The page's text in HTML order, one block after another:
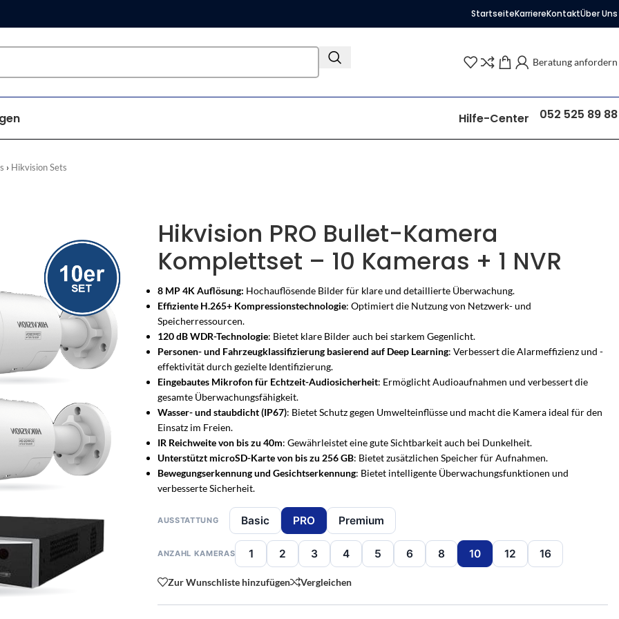
StartseiteKarriereKontaktÜber Uns
Beratung anfordern
& ZUBEHÖR
abgestimmt
HIKVISION-PARTNER
Ihr Kamerasystem – sauber
geplant
Sagen Sie uns, was Sie überwachen möchten –
RATGEBER & LÖSUNGEN
Türsprechanlagen – Übersicht
Alles rund um die Türsprechanlage
Bestehende Klingel nachrüsten
KOMPLETTLÖSUNG
Wer klingelt? Sehen Sie es
sofort.
Video-Türsprechanlage fürs Zuhause – mit Bild
& SETS
ganze Zuhause
MELDER & ZUBEHÖR
Bewegungsmelder
Alarm beim Öffnen
EINBRUCHSCHUTZ-BERATUNG
Welche Alarmanlage passt zu
Ihrem Zuhause?
Funk-Alarmanlagen von Hikvision AX PRO – wir
PRIVAT & WOHNEN
Privatpersonen
Zuhause, Familie & Eigentum
Immobilien & Verwaltung
Mehrfamilienhaus & Türsprechanlagen
GEWERBE & ÖFFENTLICH
Gewerbe & Industrie
Restaurant, Bar & Hotel
PERSÖNLICHE BERATUNG
Nicht sicher, welche Lösung
Sagen Sie uns, was Sie schützen möchten – wir
Hilfe-Center 052 525 89 88
Hikvision Sets
Hikvision PRO Bullet-Kamera
Komplettset – 10 Kameras + 1 NVR
8 MP 4K Auflösung: Hochauflösende Bilder für klare und detaillierte Überwachung.
Effiziente H.265+ Kompressionstechnologie: Optimiert die Nutzung von Netzwerk- und
Speicherressourcen.
120 dB WDR-Technologie: Bietet klare Bilder auch bei starkem Gegenlicht.
Personen- und Fahrzeugklassifizierung basierend auf Deep Learning: Verbessert die Alarmeffizienz und -
effektivität durch gezielte Identifizierung.
Eingebautes Mikrofon für Echtzeit-Audiosicherheit: Ermöglicht Audioaufnahmen und verbessert die
gesamte Überwachungsfähigkeit.
Wasser- und staubdicht (IP67): Bietet Schutz gegen Umwelteinflüsse und macht die Kamera ideal für den
Einsatz im Freien.
IR Reichweite von bis zu 40m: Gewährleistet eine gute Sichtbarkeit auch bei Dunkelheit.
Unterstützt microSD-Karte von bis zu 256 GB: Bietet zusätzlichen Speicher für Aufnahmen.
Bewegungserkennung und Gesichtserkennung: Bietet intelligente Überwachungsfunktionen und
verbesserte Sicherheit.
AUSSTATTUNG Basic PRO Premium
ANZAHL KAMERAS 1 2 3 4 5 6 8 10 12 16
Zur Wunschliste hinzufügen Vergleichen